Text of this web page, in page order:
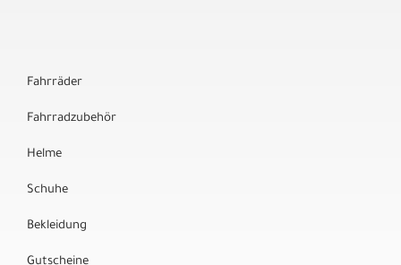
Fahrräder
Fahrradzubehör
Helme
Schuhe
Bekleidung
Gutscheine